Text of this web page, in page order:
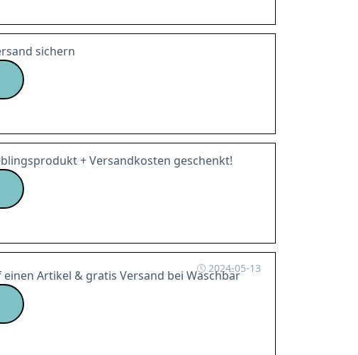
sichern
+ Versandkosten geschenkt!
2024-05-13
Artikel & gratis Versand bei Waschbär